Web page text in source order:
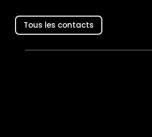
Tous les contacts